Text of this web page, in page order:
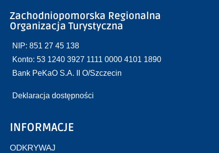
Zachodniopomorska Regionalna
Organizacja Turystyczna
NIP: 851 27 45 138
Konto: 53 1240 3927 1111 0000 4101 1890
Bank PeKaO S.A. II O/Szczecin
Deklaracja dostępności
INFORMACJE
ODKRYWAJ